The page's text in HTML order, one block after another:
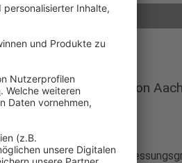
Stadt und StädteRegion
Inzidenz ist eine